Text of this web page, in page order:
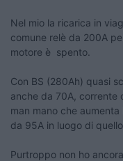
Nel mio la ricarica in
comune relè da 200A
motore è spento.
Con BS (280Ah) quasi
anche da 70A, corrente
man mano che
da 95A in luogo di
Purtroppo non ho